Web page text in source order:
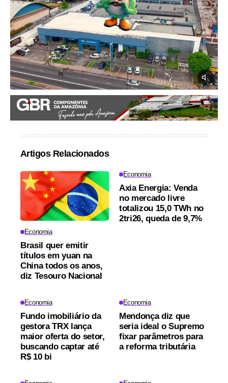
Artigos Relacionados
Economia
Brasil quer emitir
títulos em yuan na
China todos os anos,
diz Tesouro Nacional
Economia
Axia Energia: Venda
no mercado livre
totalizou 15,0 TWh no
2tri26, queda de 9,7%
Economia
Fundo imobiliário da
gestora TRX lança
maior oferta do setor,
buscando captar até
R$ 10 bi
Economia
Mendonça diz que
seria ideal o Supremo
fixar parâmetros para
a reforma tributária